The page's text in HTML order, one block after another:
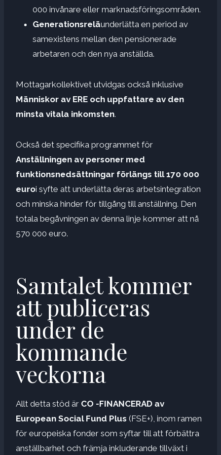
000 invånare eller marknadsföringsområden.
Generationsreläunderlätta en period av
samexistens mellan den pensionerade
arbetaren och den nya anställda.
Mottagarkollektivet utvidgas också inklusive
Människor av ERE och uppfattare av den
minsta vitala inkomsten.
Också det specifika programmet för
Anställningen av personer med
funktionsnedsättningar förlängs till 170 000
euroi syfte att underlätta deras arbetsintegration
och minska hinder för tillgång till anställning. Den
totala begåvningen av denna linje kommer att nå
570 000 euro.
Samtalet kommer
att publiceras
under de
kommande
veckorna
Allt detta stöd är CO -FINANCERAD av
European Social Fund Plus (FSE+), inom ramen
för europeiska fonder som syftar till att förbättra
anställbarhet och främja inkluderande tillväxt i